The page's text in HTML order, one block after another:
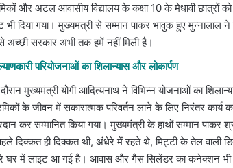
और अटल आवासीय विद्यालय के कक्षा 10 के मेधावी छात्रों
दिया गया। मुख्यमंत्री से सम्मान पाकर भावुक हुए मुन्नालाल
अच्छी सरकार अभी तक हमें नहीं मिली है।
परियोजनाओं का शिलान्यास और लोकार्पण
मुख्यमंत्री योगी आदित्यनाथ ने विभिन्न योजनाओं का
के जीवन में सकारात्मक परिवर्तन लाने के लिए निरंतर
कर सम्मानित किया गया। मुख्यमंत्री के हाथों सम्मान
दिक्कत ही दिक्कत थी, अंधेरे में रहते थे, मिट्टी के तेल वाली
घर में लाइट आ गई है। आवास और गैस सिलेंडर का कनेक्शन भी